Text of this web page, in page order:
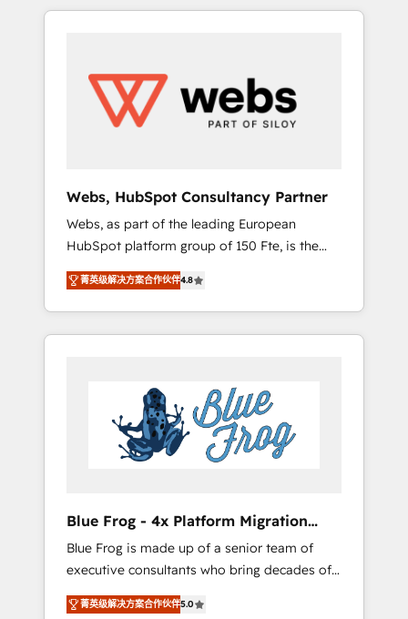
to global brands
HubSpot challenges and improve user
HubSpot for the first time 🔧 Designing and
optimising your HubSpot set-up for better
results 🌐 Website design and build using
using HubSpot Why us? - SIX HubSpot
Accreditations - awarded by HubSpot after a
rigorous process for CRM, Solutions
Architecture, Onboarding , Data Migration,
Custom Integration & Platform Enablement -
Onboarded over 500 businesses to HubSpot
-Top 1% of partners worldwide -In-house
HubSpot. www.bbdboom.com
Webs, HubSpot Consultancy Partner
Webs, as part of the leading European
HubSpot platform group of 150 Fte, is the
trusted Elite HubSpot CRM Partner offering
you a roadmap on maximizing EBITDA and
achieving Commercial Excellence. With our
targeted processes, we strengthen your
Implementation partner, we provide
expertise to drive your business forward.
Since 2015 we are fully dedicated to
HubSpot and with an experienced team
business services. We prepare a customized
business case that demonstrates the value
and impact of your digital transformation,
including a detailed financial rationale with a
菁英级解决方案合作伙伴4.8
Blue Frog - 4x Platform Migration
Award Winner
Blue Frog is made up of a senior team of
executive consultants who bring decades of
relevant, real world experience to our client
engagements. "Blue Frog is a top, trusted
菁英级解决方案合作伙伴5.0